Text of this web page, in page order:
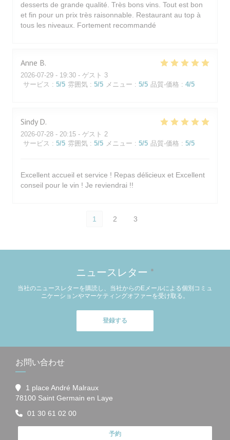
desserts de grande qualité. Très bons vins. Tout est bon
et fin pour un prix très raisonnable. Restaurant au top à
tous les niveaux. Fortement recommandé
Anne B
2026-07-29 - 19:30 - ゲスト 3
サービス : 5/5 雰囲気 : 5/5 メニュー : 5/5 品質-価格 : 4/5
Sindy D
2026-07-28 - 20:15 - ゲスト 2
サービス : 5/5 雰囲気 : 5/5 メニュー : 5/5 品質-価格 : 5/5
Excellent accueil et service ! Repas délicieux et Excellent
conseil pour le vin ! Je reviendrai !!
1 2 3
ニュースレター *
当社のニュースレターを購読し、当社からのEメールによる個別コミュ
ニケーションやマーケティングオファーを受け取る。
登録する
お問い合わせ
1 place André Malraux
78100 Saint Germain en Laye
01 30 61 02 00
予約